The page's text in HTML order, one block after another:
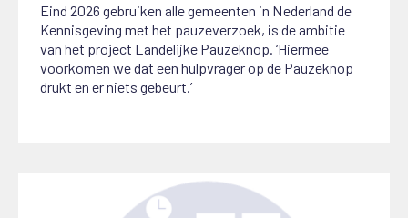
Eind 2026 gebruiken alle gemeenten in Nederland de
Kennisgeving met het pauzeverzoek, is de ambitie
van het project Landelijke Pauzeknop. ‘Hiermee
voorkomen we dat een hulpvrager op de Pauzeknop
drukt en er niets gebeurt.’